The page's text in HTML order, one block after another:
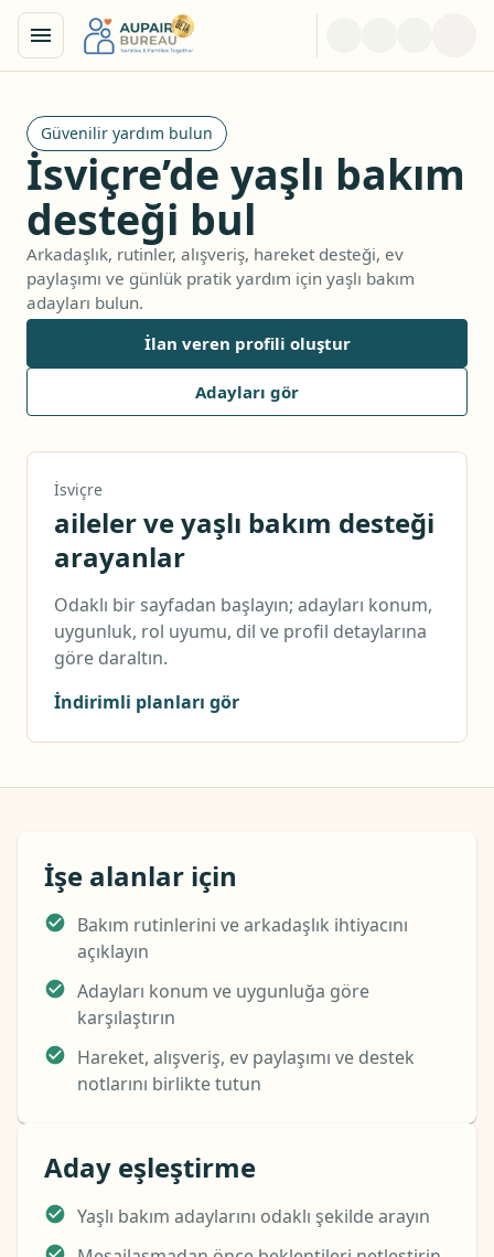
Güvenilir yardım bulun
İsviçre’de yaşlı bakım
desteği bul
Arkadaşlık, rutinler, alışveriş, hareket desteği, ev
paylaşımı ve günlük pratik yardım için yaşlı bakım
adayları bulun.
İlan veren profili oluştur
Adayları gör
İsviçre
aileler ve yaşlı bakım desteği
arayanlar
Odaklı bir sayfadan başlayın; adayları konum,
uygunluk, rol uyumu, dil ve profil detaylarına
göre daraltın.
İndirimli planları gör
İşe alanlar için
Bakım rutinlerini ve arkadaşlık ihtiyacını
açıklayın
Adayları konum ve uygunluğa göre
karşılaştırın
Hareket, alışveriş, ev paylaşımı ve destek
notlarını birlikte tutun
Aday eşleştirme
Yaşlı bakım adaylarını odaklı şekilde arayın